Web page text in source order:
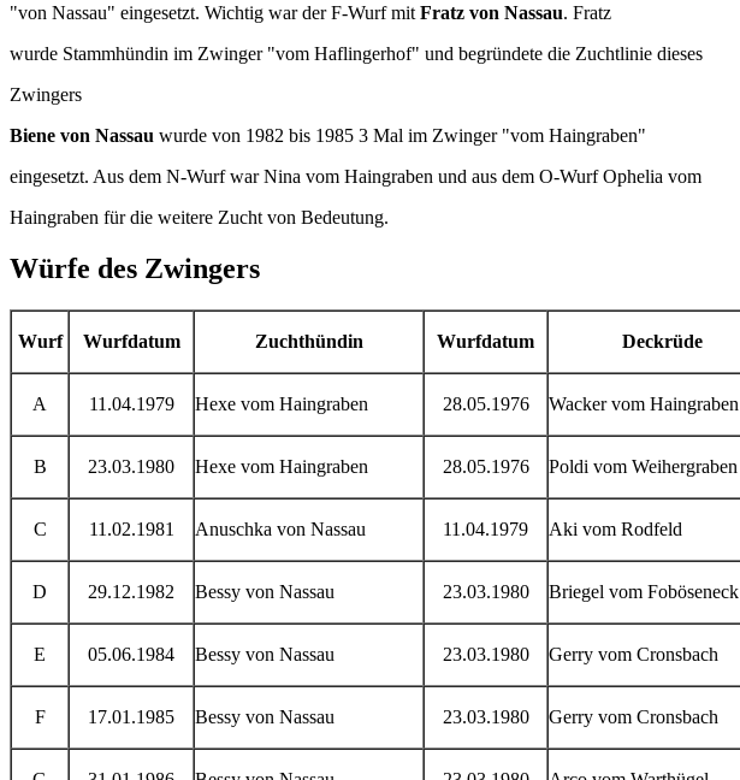
"von Nassau" eingesetzt. Wichtig war der F-Wurf mit Fratz von Nassau. Fratz
wurde Stammhündin im Zwinger "vom Haflingerhof" und begründete die Zuchtlinie dieses
Zwingers
Biene von Nassau wurde von 1982 bis 1985 3 Mal im Zwinger "vom Haingraben"
eingesetzt. Aus dem N-Wurf war Nina vom Haingraben und aus dem O-Wurf Ophelia vom
Haingraben für die weitere Zucht von Bedeutung.
Würfe des Zwingers
Wurf Wurfdatum Zuchthündin Wurfdatum Deckrüde
A 11.04.1979 Hexe vom Haingraben 28.05.1976 Wacker vom Haingraben
B 23.03.1980 Hexe vom Haingraben 28.05.1976 Poldi vom Weihergraben
C 11.02.1981 Anuschka von Nassau 11.04.1979 Aki vom Rodfeld
D 29.12.1982 Bessy von Nassau 23.03.1980 Briegel vom Foböseneck
E 05.06.1984 Bessy von Nassau 23.03.1980 Gerry vom Cronsbach
F 17.01.1985 Bessy von Nassau 23.03.1980 Gerry vom Cronsbach